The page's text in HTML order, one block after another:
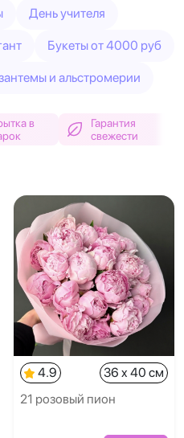
День учителя
Букеты от 4000 руб
и альстромерии
в
Гарантия
свежести
4.9
36 x 40 см
21 розовый пион